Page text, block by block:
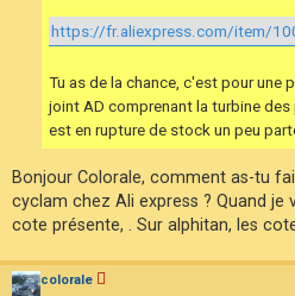
https://fr.aliexpress.com/item/
Tu as de la chance, c'est pour une
joint AD comprenant la turbine
est en rupture de stock un peu
Bonjour Colorale, comment as-tu
cyclam chez Ali express ? Quand je
cote présente, . Sur alphitan, les
colorale